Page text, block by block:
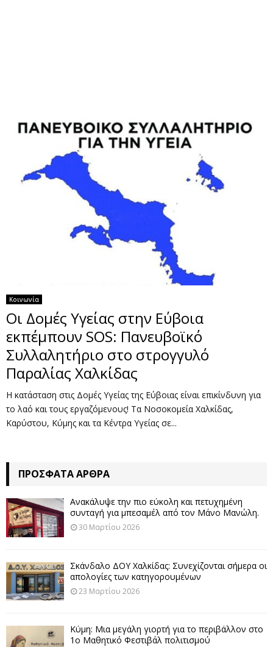
Κοινωνία
Οι Δομές Υγείας στην Εύβοια
εκπέμπουν SOS: Πανευβοϊκό
Συλλαλητήριο στο στρογγυλό
Παραλίας Χαλκίδας
Η κατάσταση στις Δομές Υγείας της Εύβοιας είναι επικίνδυνη για
το λαό και τους εργαζόμενους! Τα Νοσοκομεία Χαλκίδας,
Καρύστου, Κύμης και τα Κέντρα Υγείας σε...
ΠΡΌΣΦΑΤΑ ΆΡΘΡΑ
Ανακάλυψε την πιο εύκολη και πετυχημένη
συνταγή για μπεσαμέλ από τον Μάνο Μανώλη.
30 Μαρτίου 2026
Σκάνδαλο ΔΟΥ Χαλκίδας: Συνεχίζονται σήμερα οι
απολογίες των κατηγορουμένων
23 Μαρτίου 2026
Κύμη: Μια μεγάλη γιορτή για το περιβάλλον στο
1ο Μαθητικό Φεστιβάλ πολιτισμού